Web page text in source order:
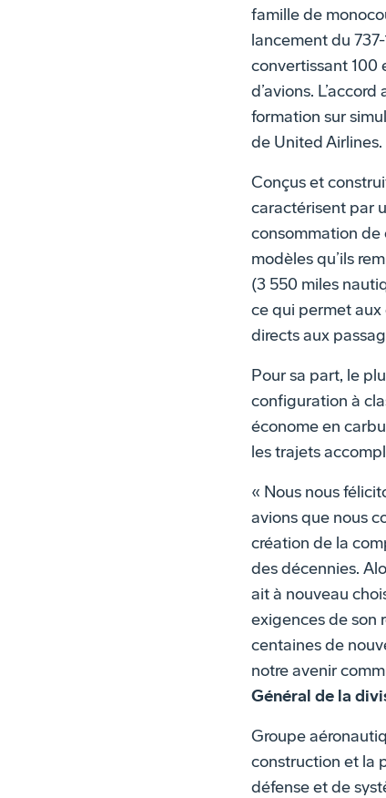
famille de
lancement du
convertissant 100
d’avions.
formation sur
de United Airlines.
Conçus et
caractérisent par
consommation de
modèles qu’ils
(3 550 miles
ce qui permet
directs aux
Pour sa part, le
configuration à
économe en
les trajets
« Nous nous
avions que nous
création de la
des décennies.
ait à nouveau
exigences de son
centaines de
notre avenir
Général de la
Groupe
construction et la
défense et de